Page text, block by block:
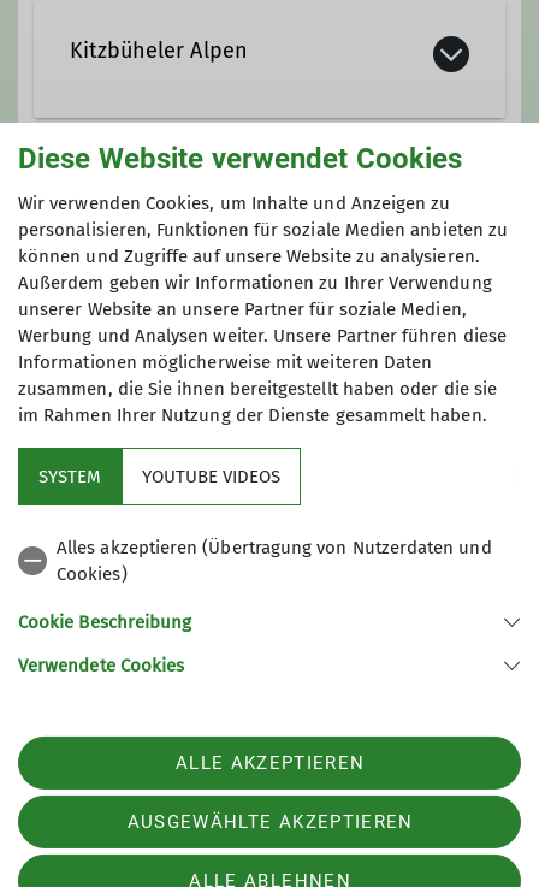
Kitzbüheler Alpen
Hüttentouren
Für dich gibt es nichts Schöneres als
am Berg aufzuwachen? Du liebst
sogar von einer Alpenüberquerung mit
Gleichgesinnten? In der Gruppe
organisiert gemeinsam, sei es für das
Wochenende oder die ganz große
Tour.
DAV Bundesverband
Sektion Regensburg des Deutschen Alpenvereins e.V.
Telefon +4994146399030
Datenschutz-Einstellungen
Datenschutz
Impressum
Diese Website verwendet Cookies
Wir verwenden Cookies, um Inhalte und Anzeigen zu
personalisieren, Funktionen für soziale Medien anbieten zu
können und Zugriffe auf unsere Website zu analysieren.
Außerdem geben wir Informationen zu Ihrer Verwendung
unserer Website an unsere Partner für soziale Medien,
Werbung und Analysen weiter. Unsere Partner führen diese
Informationen möglicherweise mit weiteren Daten
zusammen, die Sie ihnen bereitgestellt haben oder die sie
im Rahmen Ihrer Nutzung der Dienste gesammelt haben.
SYSTEM YOUTUBE VIDEOS
Alles akzeptieren (Übertragung von Nutzerdaten und
Cookies)
Cookie Beschreibung
Verwendete Cookies
ALLE AKZEPTIEREN
AUSGEWÄHLTE AKZEPTIEREN
ALLE ABLEHNEN